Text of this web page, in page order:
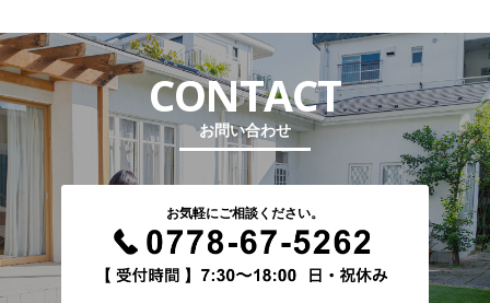
CONTACT
お問い合わせ
お気軽にご相談ください。